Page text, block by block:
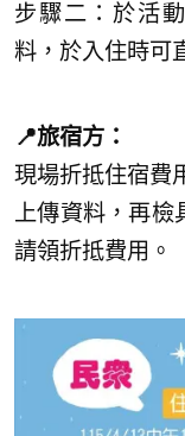
步驟二：於活
料，於入住時可
📍旅宿方：
現場折抵住宿費
上傳資料，再
請領折抵費用。